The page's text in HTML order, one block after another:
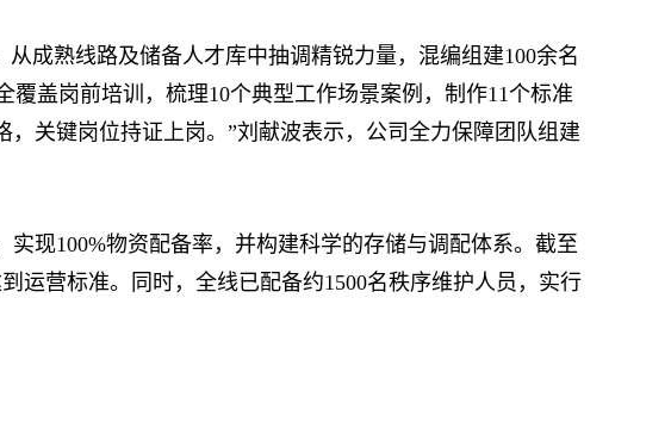
成熟线路及储备人才库中抽调精锐力量，混编组建100余名
覆盖岗前培训，梳理10个典型工作场景案例，制作11个标准
关键岗位持证上岗。”刘献波表示，公司全力保障团队组建
现100%物资配备率，并构建科学的存储与调配体系。截至
运营标准。同时，全线已配备约1500名秩序维护人员，实行